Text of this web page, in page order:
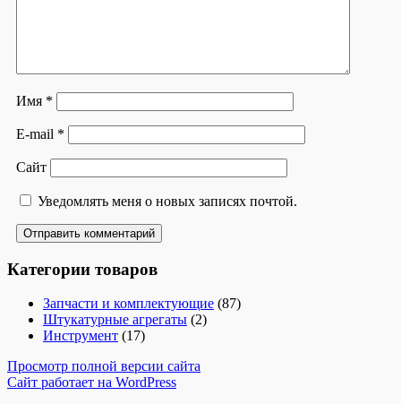
Имя *
E-mail *
Сайт
Уведомлять меня о новых записях почтой.
Категории товаров
Запчасти и комплектующие (87)
Штукатурные агрегаты (2)
Инструмент (17)
Просмотр полной версии сайта
Сайт работает на WordPress